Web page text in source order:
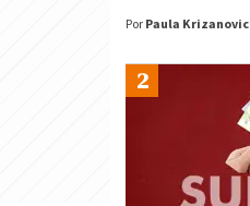
Por Paula Krizanovic